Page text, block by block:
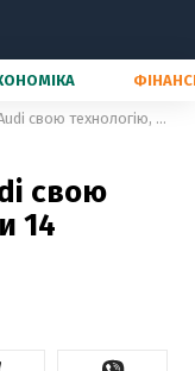
Українці продали Audi свою технологію, заробили 14 мільйонів євро
свою
14